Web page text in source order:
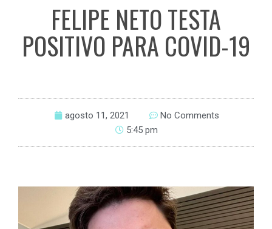
FELIPE NETO TESTA
POSITIVO PARA COVID-19
agosto 11, 2021
No Comments
5:45 pm